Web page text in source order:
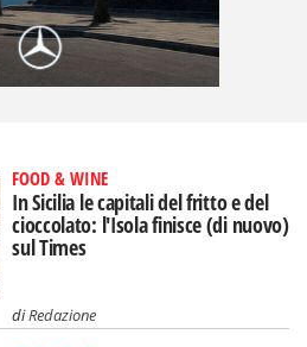
FOOD & WINE
In Sicilia le capitali del fritto e del
cioccolato: l'Isola finisce (di nuovo)
sul Times
diRedazione